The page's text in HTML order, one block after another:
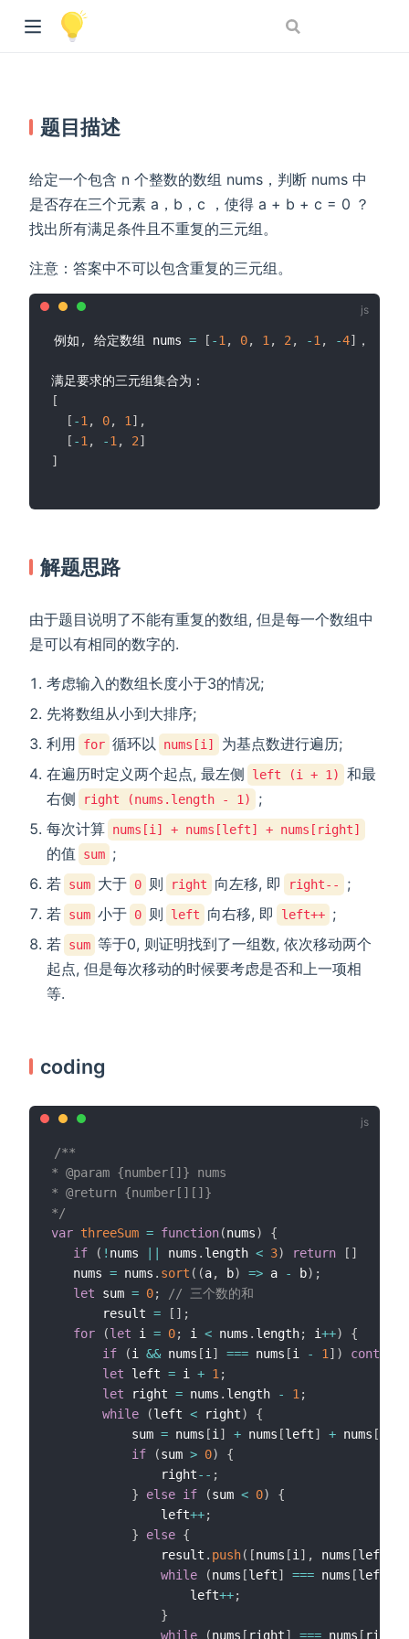
题目描述
给定一个包含 n 个整数的数组 nums，判断 nums 中
是否存在三个元素 a，b，c ，使得 a + b + c = 0 ？
找出所有满足条件且不重复的三元组。
注意：答案中不可以包含重复的三元组。
例如 , 给定数组 nums = [ -1 , 0, 1 , 2 , -1 , -4] ，
[
[ -1 , 0, 1 ] ,
[ -1 , -1 , 2]
]
解题思路
由于题目说明了不能有重复的数组, 但是每一个数组中
是可以有相同的数字的.
考虑输入的数组长度小于3的情况;
先将数组从小到大排序;
利用
for 循环以 nums[i]
为基点数进行遍历;
在遍历时定义两个起点, 最左侧
left (i + 1)
和最
右侧
right (nums.length - 1)
;
每次计算 nums[i] + nums[left] + nums[right]
的值 sum ;
若 sum 大于 0 则 right 向左移, 即 right--
;
若 sum 小于 0 则 left 向右移, 即 left++ ;
若 sum 等于0, 则证明找到了一组数, 依次移动两个
起点, 但是每次移动的时候要考虑是否和上一项相
等.
coding
/**
* @param {number[]} nums
* @return {number[][]}
*/
var threeSum = function(nums)
{
if
( ! nums nums . length < 3) return [ ]
   nums
= nums . sort ( (a, b) => a - b) ;
let sum = 0;
// 三个数的和
       result
= [ ] ;
for
(let i = 0; i < nums . length; i++)
{
if
(i && nums [i ] === nums [i - 1 ] )
continue
let left = i + 1 ;
let right = nums . length - 1 ;
while
(left < right)
{
           sum
= nums [i ] + nums [left] + nums [
if
(sum > 0)
{
               right
-- ;
}
else if (sum < 0)
{
               left
++;
}
else {
               result
. push( [nums [i ] , nums [left
while
(nums [left] === nums [left
                   left
++;
}
while
(nums [ right] === nums [ right